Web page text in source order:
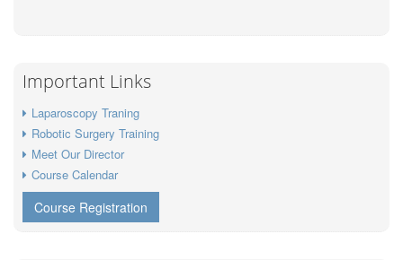
Important Links
Laparoscopy Traning
Robotic Surgery Training
Meet Our Director
Course Calendar
Course Registration